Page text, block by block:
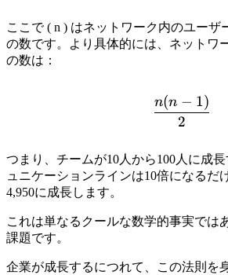
ここで ( n ) はネットワーク内のユーザ
の数です。より具体的には、ネットワ
の数は：
2
n(n − 1)
つまり、チームが10人から100人に成
ュニケーションラインは10倍になるだ
4,950に成長します。
これは単なるクールな数学的事実では
課題です。
企業が成長するにつれて、この法則を